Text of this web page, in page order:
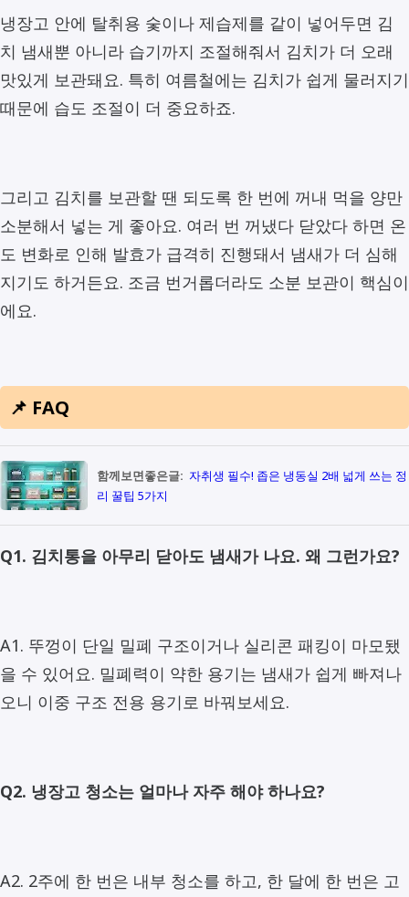
냉장고 안에 탈취용 숯이나 제습제를 같이 넣어두면 김
치 냄새뿐 아니라 습기까지 조절해줘서 김치가 더 오래
맛있게 보관돼요. 특히 여름철에는 김치가 쉽게 물러지기
때문에 습도 조절이 더 중요하죠.
그리고 김치를 보관할 땐 되도록 한 번에 꺼내 먹을 양만
소분해서 넣는 게 좋아요. 여러 번 꺼냈다 닫았다 하면 온
도 변화로 인해 발효가 급격히 진행돼서 냄새가 더 심해
지기도 하거든요. 조금 번거롭더라도 소분 보관이 핵심이
에요.
📌 FAQ
함께보면좋은글: 자취생 필수! 좁은 냉동실 2배 넓게 쓰는 정
리 꿀팁 5가지
Q1. 김치통을 아무리 닫아도 냄새가 나요. 왜 그런가요?
A1. 뚜껑이 단일 밀폐 구조이거나 실리콘 패킹이 마모됐
을 수 있어요. 밀폐력이 약한 용기는 냄새가 쉽게 빠져나
오니 이중 구조 전용 용기로 바꿔보세요.
Q2. 냉장고 청소는 얼마나 자주 해야 하나요?
A2. 2주에 한 번은 내부 청소를 하고, 한 달에 한 번은 고